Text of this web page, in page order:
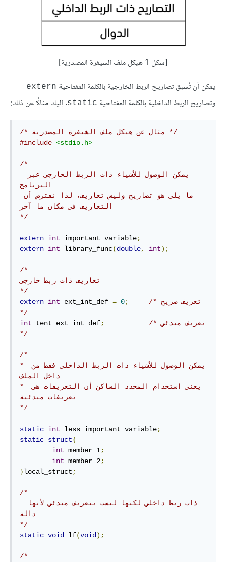
[شكل 1 هيكل ملف الشيفرة المصدرية]
يمكن أن تُسبق تصاريح الربط الخارجية بالكلمة المفتاحية extern
وتصاريح الربط الداخلية بالكلمة المفتاحية static. إليك مثالًا عن ذلك:
/* مثال عن هيكل ملف الشيفرة المصدرية */
#include <stdio.h>
/*
البرنامج
التعاريف في مكان ما آخر
*/
extern int important_variable;
extern int library_func(double, int);
/*
تعاريف ذات ربط خارجي
*/
extern int ext_int_def = 0;
/* تعريف صريح
*/
int tent_ext_int_def;
/* تعريف مبدئي
*/
/*
* يمكن الوصول للأشياء ذات الربط الداخلي فقط من
داخل الملف
* يعني استخدام المحدد الساكن أن التعريفات هي
تعريفات مبدئية
*/
static int less_important_variable;
static struct{
int member_1;
int member_2;
}local_struct ;
/*
دالة
*/
static void lf(void );
/*